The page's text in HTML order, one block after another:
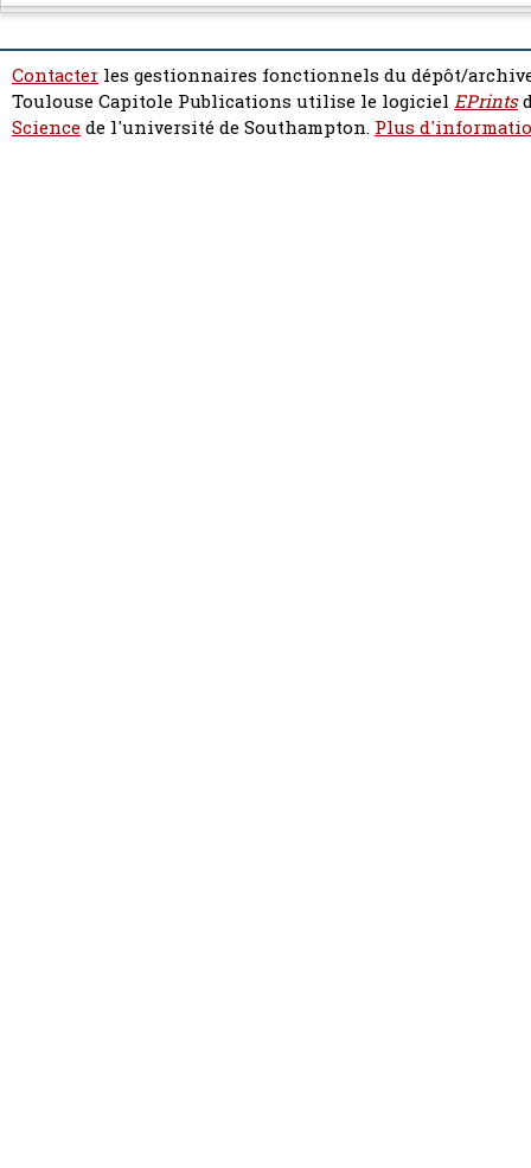
Contacter les gestionnaires fonctionnels du dépôt/
Toulouse Capitole Publications utilise le logiciel EPrints
Sciencede l'université de Southampton. Plus